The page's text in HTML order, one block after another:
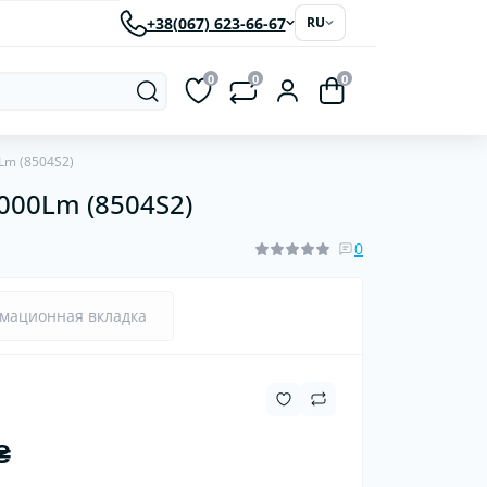
+38(067) 623-66-67 RU
Светодиодные автолампы
0 0 0
(8504S2)
(8504S2)
0
вкладка